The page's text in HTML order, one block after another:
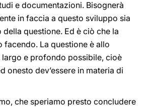
e documentazioni. Bisognerà
in faccia a questo sviluppo sia
questione. Ed è ciò che la
facendo. La questione è allo
largo e profondo possibile, cioè
onesto dev’essere in materia di
che speriamo presto concludere